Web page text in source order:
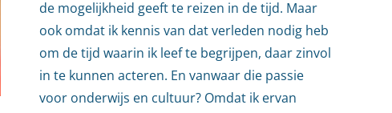
de mogelijkheid geeft te reizen in de tijd. Maar
ook omdat ik kennis van dat verleden nodig heb
om de tijd waarin ik leef te begrijpen, daar zinvol
in te kunnen acteren. En vanwaar die passie
voor onderwijs en cultuur? Omdat ik ervan